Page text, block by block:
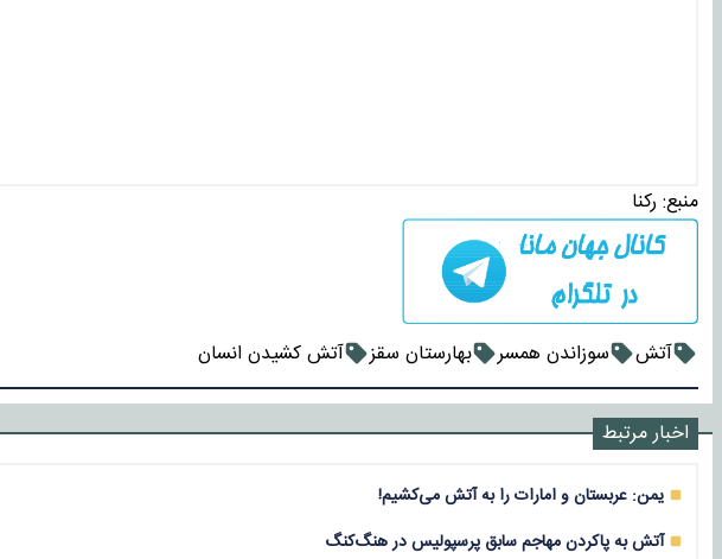
منبع: رکنا
آتش سوزاندن همسر بهارستان سقز آتش کشیدن انسان
اخبار مرتبط
یمن: عربستان و امارات را به آتش می‌کشیم!
آتش به پاکردن مهاجم سابق پرسپولیس در هنگ‌کنگ